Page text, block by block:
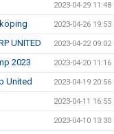
2023-04-29 11:48
2023-04-26 19:53
UNITED 2023-04-22 09:02
2023 2023-04-20 11:16
United 2023-04-19 20:56
2023-04-11 16:55
2023-04-10 13:30